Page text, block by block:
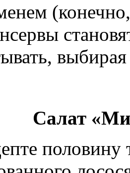
Салат
половину